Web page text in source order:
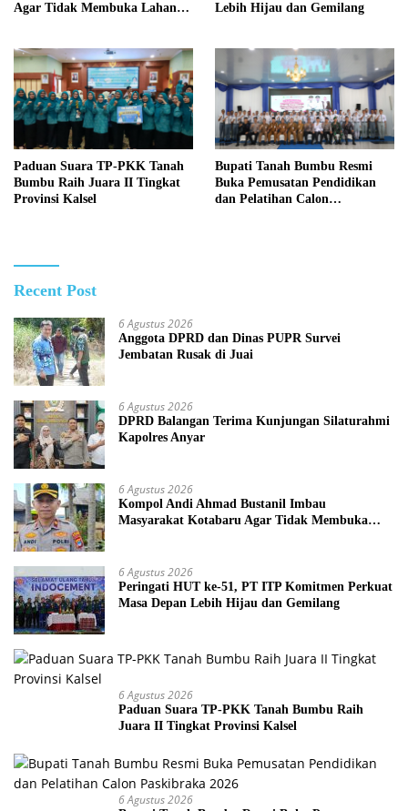
Agar Tidak Membuka Lahan
Lebih Hijau dan Gemilang
Paduan Suara TP-PKK Tanah
Bumbu Raih Juara II Tingkat
Provinsi Kalsel
Bupati Tanah Bumbu Resmi
Buka Pemusatan Pendidikan
dan Pelatihan Calon
Recent Post
6 Agustus 2026
Anggota DPRD dan Dinas PUPR Survei
Jembatan Rusak di Juai
6 Agustus 2026
DPRD Balangan Terima Kunjungan Silaturahmi
Kapolres Anyar
6 Agustus 2026
Kompol Andi Ahmad Bustanil Imbau
Masyarakat Kotabaru Agar Tidak Membuka
6 Agustus 2026
Peringati HUT ke-51, PT ITP Komitmen Perkuat
Masa Depan Lebih Hijau dan Gemilang
6 Agustus 2026
Paduan Suara TP-PKK Tanah Bumbu Raih
Juara II Tingkat Provinsi Kalsel
6 Agustus 2026